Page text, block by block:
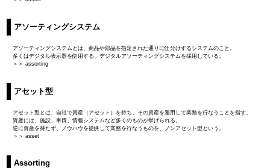
アソーティングシステム
アソーティングシステムとは、商品や部品を指定された通りに仕分けするシステムのこと。
多くはデジタル表示器を使用する、デジタルアソーティングシステムを採用している。
＞＞ assorting
アセット型
アセット型とは、自社で資産（アセット）を持ち、その資産を運用して業務を行なうことを指す。
資産には、施設、車両、情報システムなど多くのものが挙げられる。
逆に資産を持たず、ノウハウを提供して業務を行なうものを、ノンアセット型という。
＞＞ asset
Assorting